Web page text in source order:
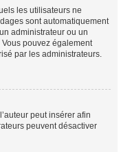
les utilisateurs ne
sont automatiquement
administrateur ou un
pouvez également
par les administrateurs.
peut insérer afin
peuvent désactiver